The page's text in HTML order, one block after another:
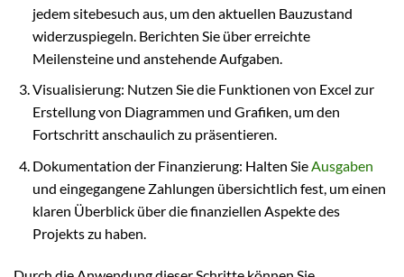
jedem sitebesuch aus, um den aktuellen Bauzustand
widerzuspiegeln. Berichten Sie über erreichte
Meilensteine und anstehende Aufgaben.
Visualisierung: Nutzen Sie die Funktionen von Excel zur
Erstellung von Diagrammen und Grafiken, um den
Fortschritt anschaulich zu präsentieren.
Dokumentation der Finanzierung: Halten Sie Ausgaben
und eingegangene Zahlungen übersichtlich fest, um einen
klaren Überblick über die finanziellen Aspekte des
Projekts zu haben.